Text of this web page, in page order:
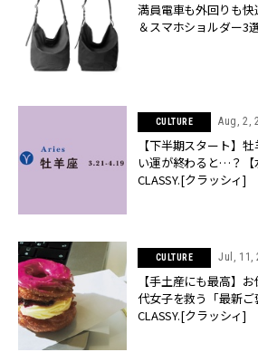
満員電車も外回りも
＆スマホショルダー3
CULTURE Aug, 2,
【下半期スタート】
い運が終わると…？【
CLASSY.[クラッシィ]
CULTURE Jul, 11,
【手土産にも最高】
代女子を救う「最新
CLASSY.[クラッシィ]